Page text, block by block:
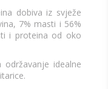
dobiva iz svježe
7% masti i 56%
i proteina od oko
idealne